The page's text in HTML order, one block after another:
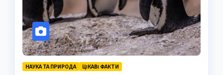
НАУКА ТА ПРИРОДА ЦІКАВІ ФАКТИ